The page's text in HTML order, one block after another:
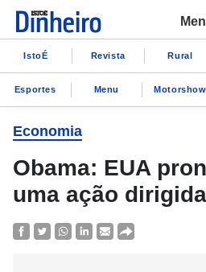
IstoÉ Revista Rural
Esportes Menu Motorshow
Economia
Obama: EUA
uma ação